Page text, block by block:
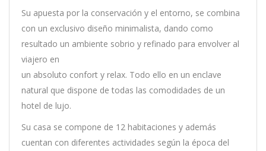
Su apuesta por la conservación y el entorno, se combina
con un exclusivo diseño minimalista, dando como
resultado un ambiente sobrio y refinado para envolver al
viajero en
un absoluto confort y relax. Todo ello en un enclave
natural que dispone de todas las comodidades de un
hotel de lujo.
Su casa se compone de 12 habitaciones y además
cuentan con diferentes actividades según la época del